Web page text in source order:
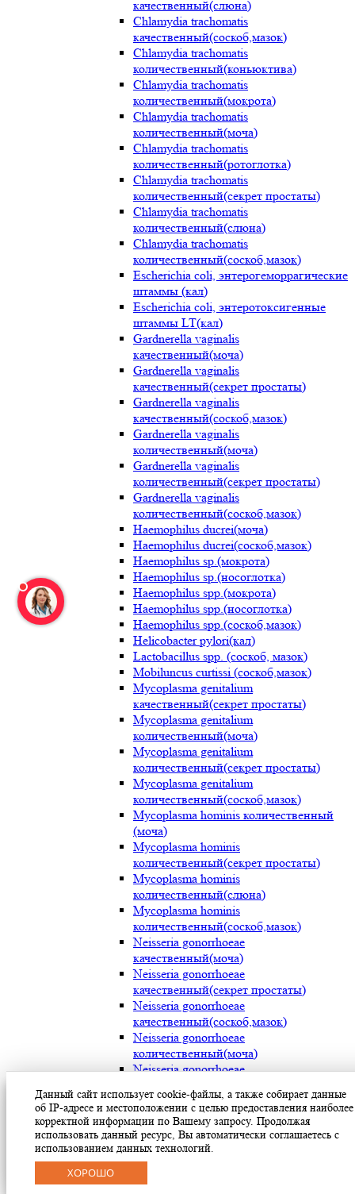
качественный(слюна)
Chlamydia trachomatis
качественный(соскоб,мазок)
Chlamydia trachomatis
количественный(коньюктива)
Chlamydia trachomatis
количественный(мокрота)
Chlamydia trachomatis
количественный(моча)
Chlamydia trachomatis
количественный(ротоглотка)
Chlamydia trachomatis
количественный(секрет простаты)
Chlamydia trachomatis
количественный(слюна)
Chlamydia trachomatis
количественный(соскоб,мазок)
Escherichia coli, энтерогеморрагические
штаммы (кал)
Escherichia coli, энтеротоксигенные
штаммы LT(кал)
Gardnerella vaginalis
качественный(моча)
Gardnerella vaginalis
качественный(секрет простаты)
Gardnerella vaginalis
качественный(соскоб,мазок)
Gardnerella vaginalis
количественный(моча)
Gardnerella vaginalis
количественный(секрет простаты)
Gardnerella vaginalis
количественный(соскоб,мазок)
Haemophilus ducrei(моча)
Haemophilus ducrei(соскоб,мазок)
Haemophilus sp.(мокрота)
Haemophilus sp.(носоглотка)
Haemophilus spp.(мокрота)
Haemophilus spp.(носоглотка)
Haemophilus spp.(соскоб,мазок)
Helicobacter pylori(кал)
Lactobacillus spp. (соскоб, мазок)
Mobiluncus curtissi (соскоб,мазок)
Mycoplasma genitalium
качественный(секрет простаты)
Mycoplasma genitalium
количественный(моча)
Mycoplasma genitalium
количественный(секрет простаты)
Mycoplasma genitalium
количественный(соскоб,мазок)
Mycoplasma hominis количественный
(моча)
Mycoplasma hominis
количественный(секрет простаты)
Mycoplasma hominis
количественный(слюна)
Mycoplasma hominis
количественный(соскоб,мазок)
Neisseria gonorrhoeae
качественный(моча)
Neisseria gonorrhoeae
качественный(секрет простаты)
Neisseria gonorrhoeae
качественный(соскоб,мазок)
Neisseria gonorrhoeae
количественный(моча)
Neisseria gonorrhoeae
Neisseria gonorrhoeae
количественный(соскоб,мазок)
Streptococcus pyogenes (мокрота)
Streptococcus pyogenes (носоглотка)
Streptococcus pyogenes(мазок с раневой
Данный сайт использует cookie-файлы, а также собирает данные
об IP-адресе и местоположении с целью предоставления наиболее
корректной информации по Вашему запросу. Продолжая
использовать данный ресурс, Вы автоматически соглашаетесь с
использованием данных технологий.
ХОРОШО